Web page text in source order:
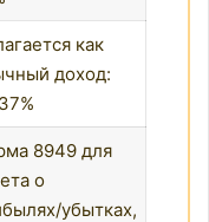
как
доход:
8949 для
о
убытках,